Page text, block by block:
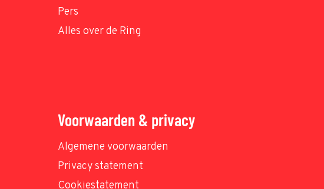
Pers
Alles over de Ring
Voorwaarden & privacy
Algemene voorwaarden
Privacy statement
Cookiestatement